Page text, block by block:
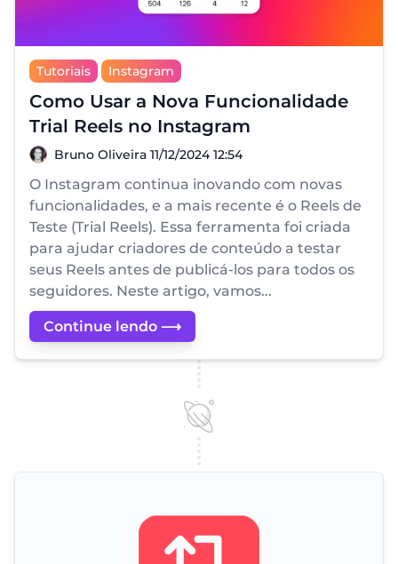
Tutoriais Instagram
Como Usar a Nova Funcionalidade
Trial Reels no Instagram
Bruno Oliveira
Bruno Oliveira 11/12/2024 12:54
O Instagram continua inovando com novas
funcionalidades, e a mais recente é o Reels de
Teste (Trial Reels). Essa ferramenta foi criada
para ajudar criadores de conteúdo a testar
seus Reels antes de publicá-los para todos os
seguidores. Neste artigo, vamos...
Continue lendo ⟶